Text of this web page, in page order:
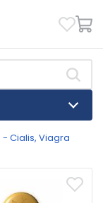
Cialis, Viagra